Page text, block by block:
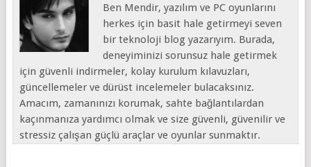
Ben Mendir, yazılım ve PC oyunlarını
herkes için basit hale getirmeyi seven
bir teknoloji blog yazarıyım. Burada,
deneyiminizi sorunsuz hale getirmek
için güvenli indirmeler, kolay kurulum kılavuzları,
güncellemeler ve dürüst incelemeler bulacaksınız.
Amacım, zamanınızı korumak, sahte bağlantılardan
kaçınmanıza yardımcı olmak ve size güvenli, güvenilir ve
stressiz çalışan güçlü araçlar ve oyunlar sunmaktır.